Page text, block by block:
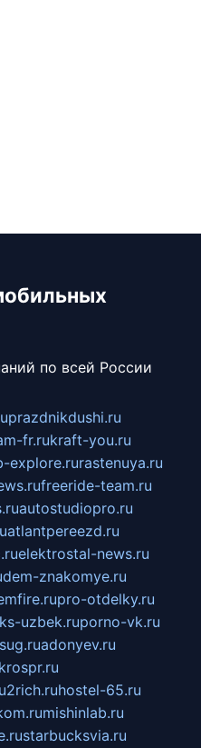
по всей России
prazdnikdushi.ru
fr.rukraft-you.ru
explore.rurastenuya.ru
freeride-team.ru
autostudiopro.ru
atlantpereezd.ru
elektrostal-news.ru
znakomye.ru
pro-otdelky.ru
uzbek.ruporno-vk.ru
adonyev.ru
krospr.ru
2rich.ruhostel-65.ru
mishinlab.ru
starbucksvia.ru